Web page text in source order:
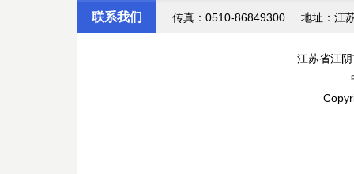
联系我们 传真：0510-86849300 地址：江
江苏省江